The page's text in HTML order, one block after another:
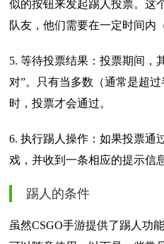
似的按钮来发起踢人投票。这
队友，他们需要在一定时间内
5. 等待投票结果：投票期间，
对”。只有当多数（通常是超
时，投票才会通过。
6. 执行踢人操作：如果投票通
戏，并收到一条相应的提示信息
踢人的条件
虽然CSGO手游提供了踢人功